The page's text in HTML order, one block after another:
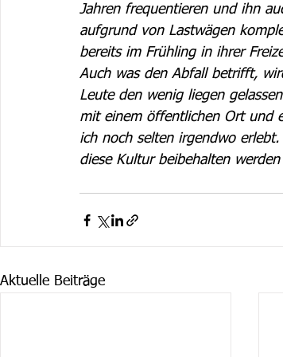
Jahren frequentieren und ihn
aufgrund von Lastwägen
bereits im Frühling in ihrer
Auch was den Abfall betrifft,
Leute den wenig liegen
mit einem öffentlichen Ort und
ich noch selten irgendwo
diese Kultur beibehalten
Aktuelle Beiträge